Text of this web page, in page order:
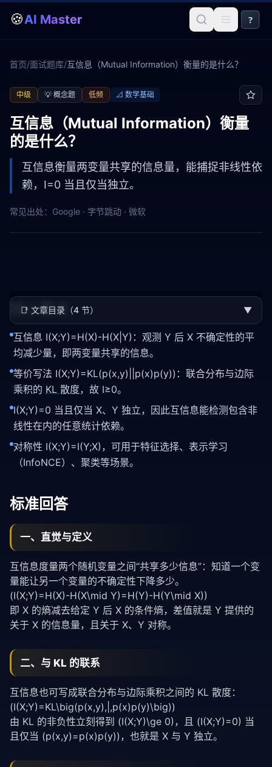
🍪AI Master ?
首页/面试题库/互信息（Mutual Information）衡量的是什么？
中级 💡 概念题 低频 📐 数学基础
互信息（Mutual Information）衡量
的是什么？
互信息衡量两变量共享的信息量，能捕捉非线性依
赖，I=0 当且仅当独立。
常见出处： Google · 字节跳动 · 微软
📑 文章目录（4 节） ▼
核心要点
互信息 I(X;Y)=H(X)-H(X|Y)：观测 Y 后 X 不确定性的平
均减少量，即两变量共享的信息。
等价写法 I(X;Y)=KL(p(x,y)||p(x)p(y))：联合分布与边际
乘积的 KL 散度，故 I≥0。
I(X;Y)=0 当且仅当 X、Y 独立，因此互信息能检测包含非
线性在内的任意统计依赖。
对称性 I(X;Y)=I(Y;X)，可用于特征选择、表示学习
（InfoNCE）、聚类等场景。
标准回答
一、直觉与定义
互信息度量两个随机变量之间“共享多少信息”：知道一个变
量能让另一个变量的不确定性下降多少。
(I(X;Y)=H(X)-H(X\mid Y)=H(Y)-H(Y\mid X))
即 X 的熵减去给定 Y 后 X 的条件熵，差值就是 Y 提供的
关于 X 的信息量，且关于 X、Y 对称。
二、与 KL 的联系
互信息也可写成联合分布与边际乘积之间的 KL 散度：
(I(X;Y)=KL\big(p(x,y),|,p(x)p(y)\big))
由 KL 的非负性立刻得到 (I(X;Y)\ge 0)，且 (I(X;Y)=0) 当
且仅当 (p(x,y)=p(x)p(y))，也就是 X 与 Y 独立。